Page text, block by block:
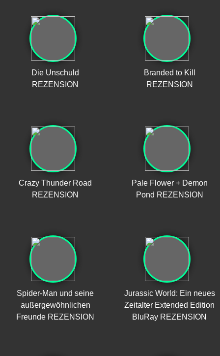
Die Unschuld
REZENSION
Branded to Kill
REZENSION
Crazy Thunder Road
REZENSION
Pale Flower + Demon
Pond REZENSION
Spider-Man und seine
außergewöhnlichen
Freunde REZENSION
Jurassic World: Ein neues
Zeitalter Extended Edition
BluRay REZENSION